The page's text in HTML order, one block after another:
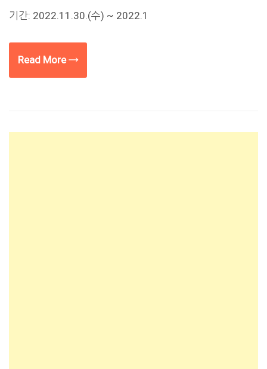
기간: 2022.11.30.(수) ~ 2022.1
Read More →